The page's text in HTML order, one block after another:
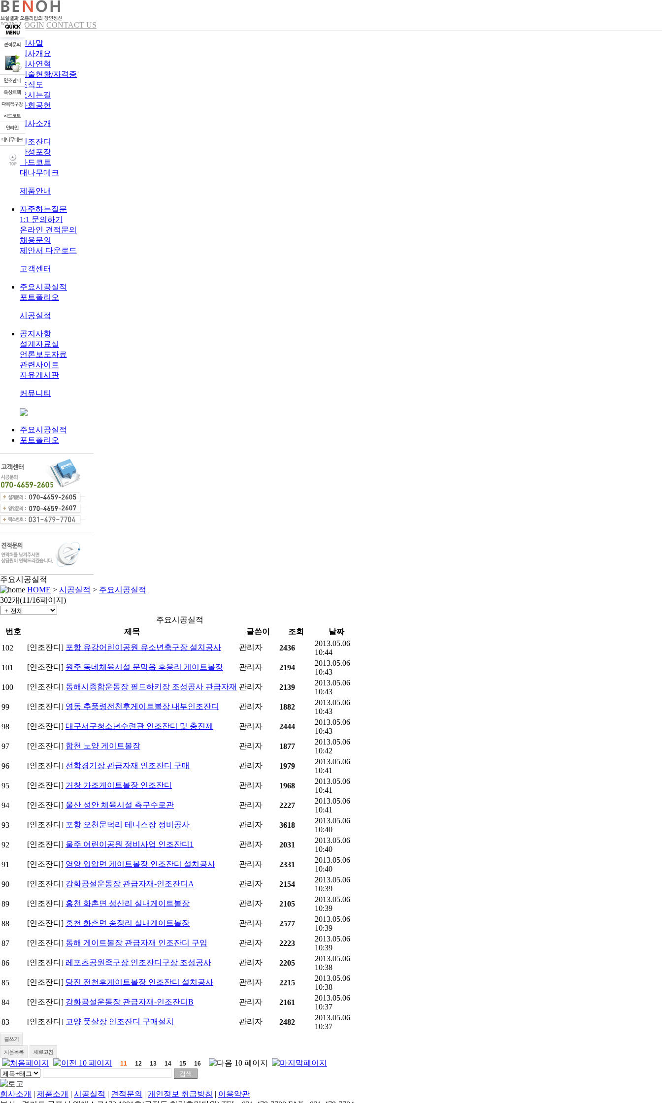
JOIN LOGIN CONTACT US
인사말
회사개요
회사연혁
기술현황/자격증
조직도
오시는길
사회공헌
회사소개
인조잔디
탄성포장
하드코트
대나무데크
제품안내
자주하는질문
1:1 문의하기
온라인 견적문의
채용문의
제안서 다운로드
고객센터
주요시공실적
포트폴리오
시공실적
공지사항
설계자료실
언론보도자료
관련사이트
자유게시판
커뮤니티
주요시공실적
포트폴리오
주요시공실적
HOME > 시공실적 > 주요시공실적
302개(11/16페이지)
주요시공실적
번호
제목 글쓴이 조회
날짜
102
[인조잔디] 포항 유강어린이공원 유소년축구장 설치공사 관리자 2436
2013.05.06
10:44
101
[인조잔디] 원주 동네체육시설 문막읍 후용리 게이트볼장 관리자 2194
2013.05.06
10:43
100
[인조잔디] 동해시종합운동장 필드하키장 조성공사 관급자재 관리자 2139
2013.05.06
10:43
99
[인조잔디] 영동 추풍령전천후게이트볼장 내부인조잔디 관리자 1882
2013.05.06
10:43
98
[인조잔디] 대구서구청소년수련관 인조잔디 및 충진제 관리자 2444
2013.05.06
10:43
97
[인조잔디] 합천 노양 게이트볼장 관리자 1877
2013.05.06
10:42
96
[인조잔디] 선학경기장 관급자재 인조잔디 구매 관리자 1979
2013.05.06
10:41
95
[인조잔디] 거창 가조게이트볼장 인조잔디 관리자 1968
2013.05.06
10:41
94
[인조잔디] 울산 성안 체육시설 측구수로관 관리자 2227
2013.05.06
10:41
93
[인조잔디] 포항 오천문덕리 테니스장 정비공사 관리자 3618
2013.05.06
10:40
92
[인조잔디] 울주 어린이공원 정비사업 인조잔디1 관리자 2031
2013.05.06
10:40
91
[인조잔디] 영양 입압면 게이트볼장 인조잔디 설치공사 관리자 2331
2013.05.06
10:40
90
[인조잔디] 강화공설운동장 관급자재-인조잔디A 관리자 2154
2013.05.06
10:39
89
[인조잔디] 홍천 화촌면 성산리 실내게이트볼장 관리자 2105
2013.05.06
10:39
88
[인조잔디] 홍천 화촌면 송정리 실내게이트볼장 관리자 2577
2013.05.06
10:39
87
[인조잔디] 동해 게이트볼장 관급자재 인조잔디 구입 관리자 2223
2013.05.06
10:39
86
[인조잔디] 레포츠공원족구장 인조잔디구장 조성공사 관리자 2205
2013.05.06
10:38
85
[인조잔디] 당진 전천후게이트볼장 인조잔디 설치공사 관리자 2215
2013.05.06
10:38
84
[인조잔디] 강화공설운동장 관급자재-인조잔디B 관리자 2161
2013.05.06
10:37
83
[인조잔디] 고양 풋살장 인조잔디 구매설치 관리자 2482
2013.05.06
10:37
글쓰기
처음목록 새로고침
11 12 13 14 15 16
회사소개 | 제품소개 | 시공실적 | 견적문의 | 개인정보 취급방침 | 이용약관